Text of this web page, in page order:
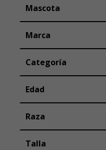
Mascota
Marca
Categoría
Edad
Raza
Talla